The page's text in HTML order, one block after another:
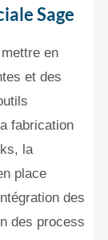
Sage
en
et des
fabrication
la
place
des
des process